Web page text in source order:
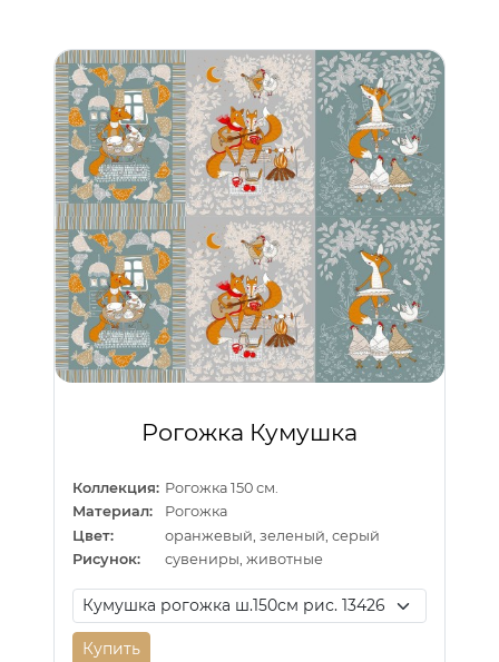
Рогожка Кумушка
Коллекция: Рогожка 150 см.
Материал:
Рогожка
Цвет:
оранжевый, зеленый, серый
Рисунок:
сувениры, животные
Купить